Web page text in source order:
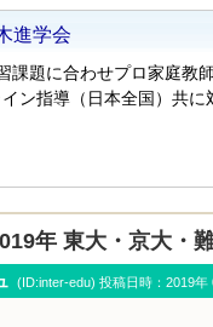
年 東大・京大・
(ID:inter-edu) 投稿日時：2019年